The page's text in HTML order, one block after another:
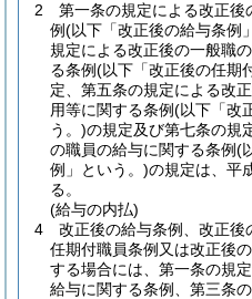
2
第一条の規定による改正後
例(以下「改正後の給与条例
規定による改正後の一般職
る条例(以下「改正後の任期
定、第五条の規定による改
用等に関する条例(以下「改
う。)の規定及び第七条の規
の職員の給与に関する条例(
例」という。)の規定は、平
る。
(給与の内払)
4
改正後の給与条例、改正
任期付職員条例又は改正後
する場合には、第一条の規
給与に関する条例、第三条